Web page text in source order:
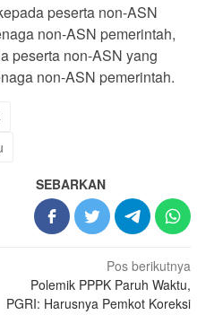
peserta non-ASN
non-ASN pemerintah,
peserta non-ASN yang
non-ASN pemerintah.
SEBARKAN
Pos berikutnya
Polemik PPPK Paruh Waktu,
PGRI: Harusnya Pemkot Koreksi